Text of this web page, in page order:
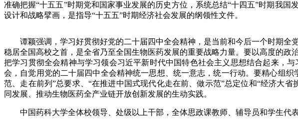
准确把握“十五五”时期党和国家事业发展的历史方位，系统总结“十四五”时期我
设计和战略擘画，是指导“十五五”时期经济社会发展的纲领性文件。
谭颖强调，学习好贯彻好党的二十届四中全会精神，是当前和今后一个时期
稳居全国高校之首，是全省乃至全国生物医药发展的重要战略力量。要以高度的
把学习贯彻全会精神与学习领会习近平新时代中国特色社会主义思想结合起来，
会，自觉用党的二十届四中全会精神统一思想、统一意志，统一行动。要精心组
范、走在前列”总要求、“在推进中国式现代化走在前、做示范”总定位和“经济大
同发展、推动生物医药全产业链开放创新发展的生动实践。
中国药科大学全体校领导、处级以上干部，全体思政课教师、辅导员和学生代